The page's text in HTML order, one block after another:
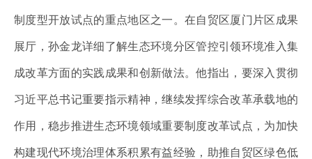
制度型开放试点的重点地区之一。在自贸区厦门片区成果
展厅，孙金龙详细了解生态环境分区管控引领环境准入集
成改革方面的实践成果和创新做法。他指出，要深入贯彻
习近平总书记重要指示精神，继续发挥综合改革承载地的
作用，稳步推进生态环境领域重要制度改革试点，为加快
构建现代环境治理体系积累有益经验，助推自贸区绿色低